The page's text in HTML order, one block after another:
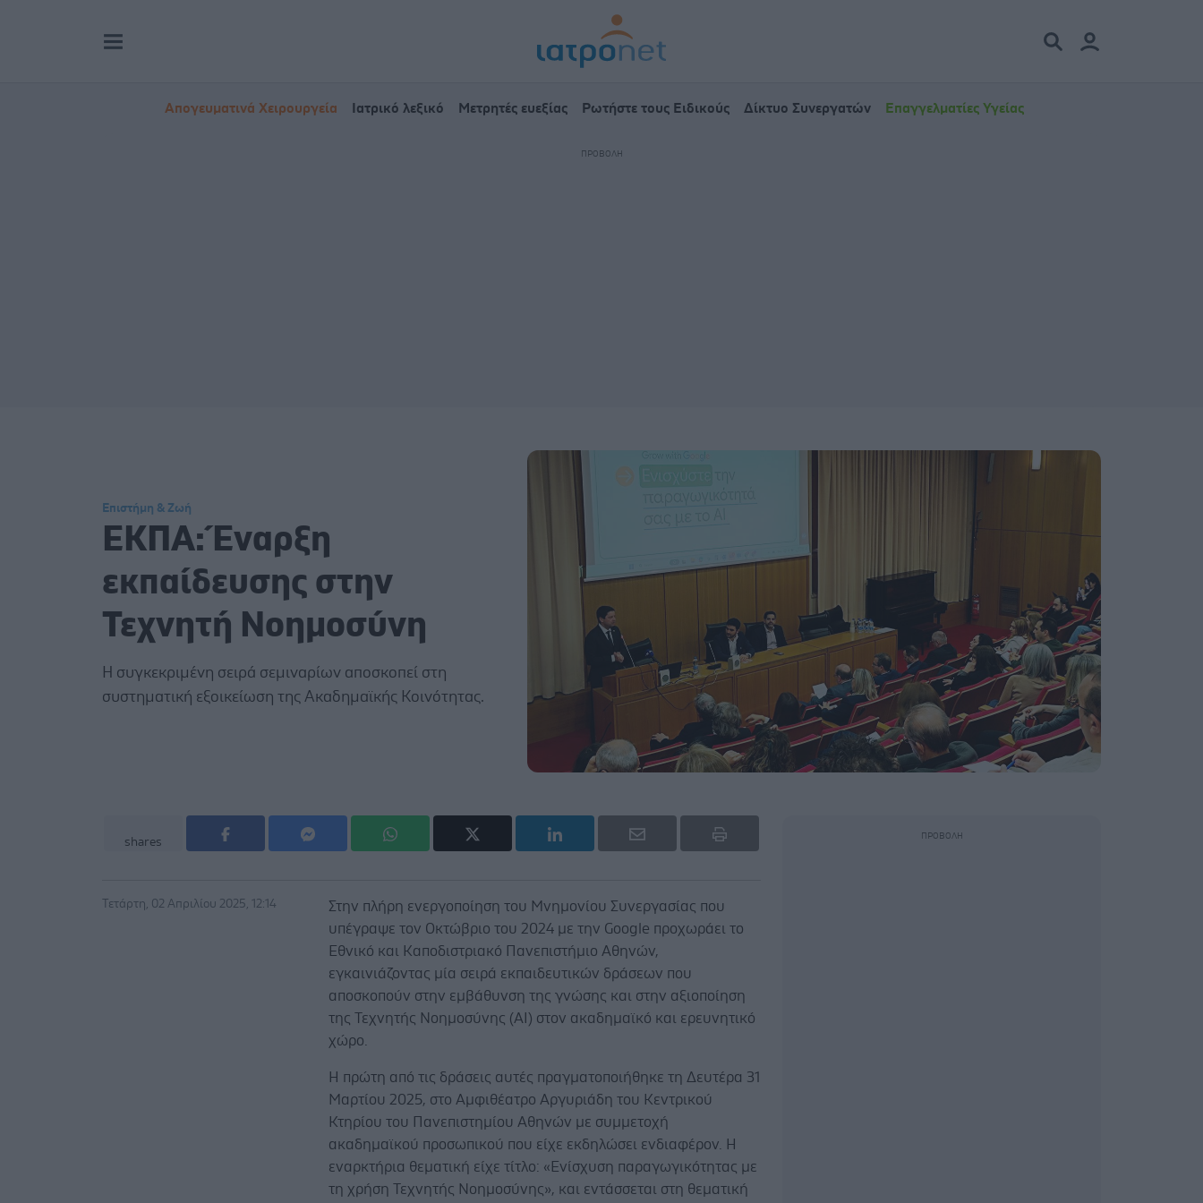
Απογευματινά Χειρουργεία Ιατρικό λεξικό Μετρητές ευεξίας Ρωτήστε τους Ειδικούς Δίκτυο Συνεργατών Επαγγελματίες Υγείας
Επιστήμη & Ζωή
ΕΚΠΑ: Έναρξη
εκπαίδευσης στην
Τεχνητή Νοημοσύνη
Η συγκεκριμένη σειρά σεμιναρίων αποσκοπεί στη
συστηματική εξοικείωση της Ακαδημαϊκής Κοινότητας.
shares
Τετάρτη, 02 Απριλίου 2025, 12:14
Στην πλήρη ενεργοποίηση του Μνημονίου Συνεργασίας που
υπέγραψε τον Οκτώβριο του 2024 με την Google προχωράει το
Εθνικό και Καποδιστριακό Πανεπιστήμιο Αθηνών,
εγκαινιάζοντας μία σειρά εκπαιδευτικών δράσεων που
αποσκοπούν στην εμβάθυνση της γνώσης και στην αξιοποίηση
της Τεχνητής Νοημοσύνης (AI) στον ακαδημαϊκό και ερευνητικό
χώρο.
Η πρώτη από τις δράσεις αυτές πραγματοποιήθηκε τη Δευτέρα 31
Μαρτίου 2025, στο Αμφιθέατρο Αργυριάδη του Κεντρικού
Κτηρίου του Πανεπιστημίου Αθηνών με συμμετοχή
ακαδημαϊκού προσωπικού που είχε εκδηλώσει ενδιαφέρον. Η
εναρκτήρια θεματική είχε τίτλο: «Ενίσχυση παραγωγικότητας με
τη χρήση Τεχνητής Νοημοσύνης», και εντάσσεται στη θεματική